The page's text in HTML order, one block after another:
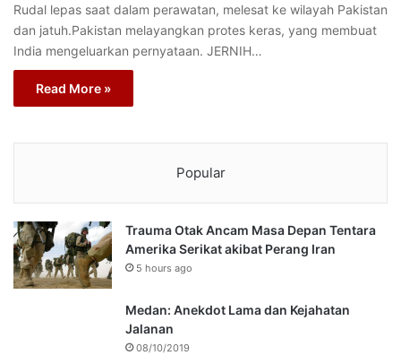
Rudal lepas saat dalam perawatan, melesat ke wilayah Pakistan
dan jatuh.Pakistan melayangkan protes keras, yang membuat
India mengeluarkan pernyataan. JERNIH…
Read More »
Popular
Trauma Otak Ancam Masa Depan Tentara
Amerika Serikat akibat Perang Iran
5 hours ago
Medan: Anekdot Lama dan Kejahatan
Jalanan
08/10/2019